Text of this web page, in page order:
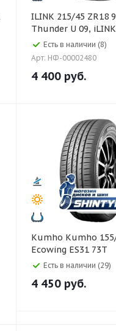
ILINK 215/45 ZR18 93W XL
Thunder U 09, iLINK
Есть в наличии (8)
Арт: НФ-00002480
4 400 руб.
Kumho Kumho 155/65 R13
Ecowing ES31 73T
Есть в наличии (29)
4 450 руб.